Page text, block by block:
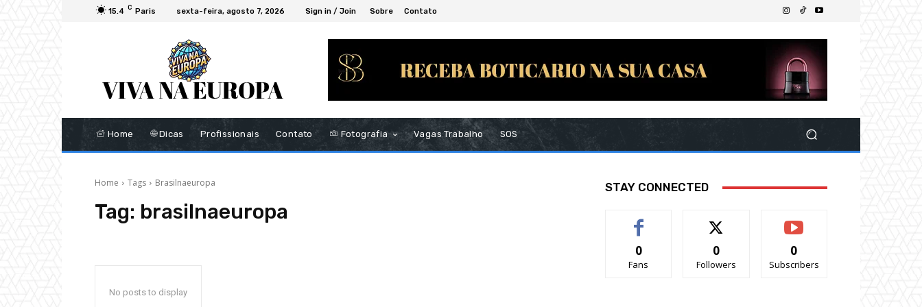
15.4 C Paris sexta-feira, agosto 7, 2026 Sign in / Join Sobre Contato
Home Dicas Profissionais Contato Fotografia Vagas Trabalho SOS
Home Tags Brasilnaeuropa
Tag: brasilnaeuropa
No posts to display
STAY CONNECTED
0
Fans
0
Followers
0
Subscribers